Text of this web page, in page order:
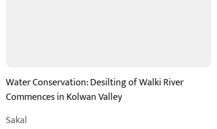
Water Conservation: Desilting of Walki River
Commences in Kolwan Valley
Sakal